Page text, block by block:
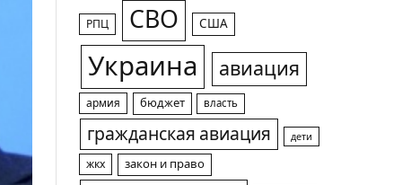
РПЦ СВО США
Украина авиация
армия бюджет власть
гражданская авиация дети
жкх закон и право